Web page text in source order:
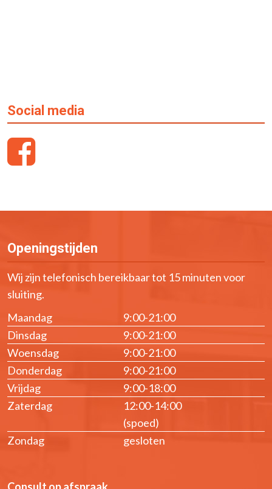
Social media
Openingstijden
Wij zijn telefonisch bereikbaar tot 15 minuten voor
sluiting.
Maandag
9:00-21:00
Dinsdag
9:00-21:00
Woensdag
9:00-21:00
Donderdag
9:00-21:00
Vrijdag
9:00-18:00
Zaterdag
12:00-14:00
(spoed)
Zondag
gesloten